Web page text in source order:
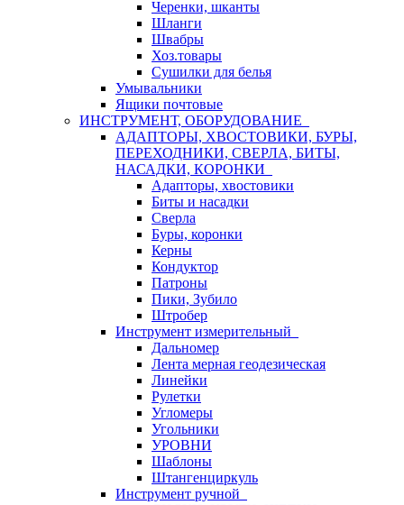
Черенки, шканты
Шланги
Швабры
Хоз.товары
Сушилки для белья
Умывальники
Ящики почтовые
ИНСТРУМЕНТ, ОБОРУДОВАНИЕ
АДАПТОРЫ, ХВОСТОВИКИ, БУРЫ,
ПЕРЕХОДНИКИ, СВЕРЛА, БИТЫ,
НАСАДКИ, КОРОНКИ
Адапторы, хвостовики
Биты и насадки
Сверла
Буры, коронки
Керны
Кондуктор
Патроны
Пики, Зубило
Штробер
Инструмент измерительный
Дальномер
Лента мерная геодезическая
Линейки
Рулетки
Угломеры
Угольники
УРОВНИ
Шаблоны
Штангенциркуль
Инструмент ручной